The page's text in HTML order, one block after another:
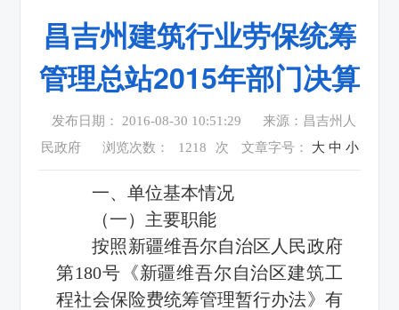
昌吉州建筑行业劳保统筹
管理总站2015年部门决算
发布日期： 2016-08-30 10:51:29
来源：昌吉州人
民政府
浏览次数： 1218 次 文章字号： 大 中 小
一、单位基本情况
（一）主要职能
按照新疆维吾尔自治区人民政府
第180号《新疆维吾尔自治区建筑工
程社会保险费统筹管理暂行办法》有